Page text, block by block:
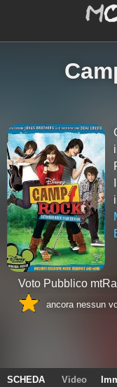
Voto Pubblico
ancora nessun
SCHEDA Video